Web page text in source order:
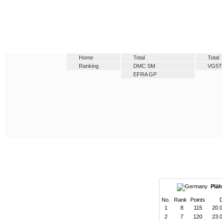
Home
Ranking
Total
DMC SM
EFRA GP
Total
No. Rank Points
1
8 115
2
7 120